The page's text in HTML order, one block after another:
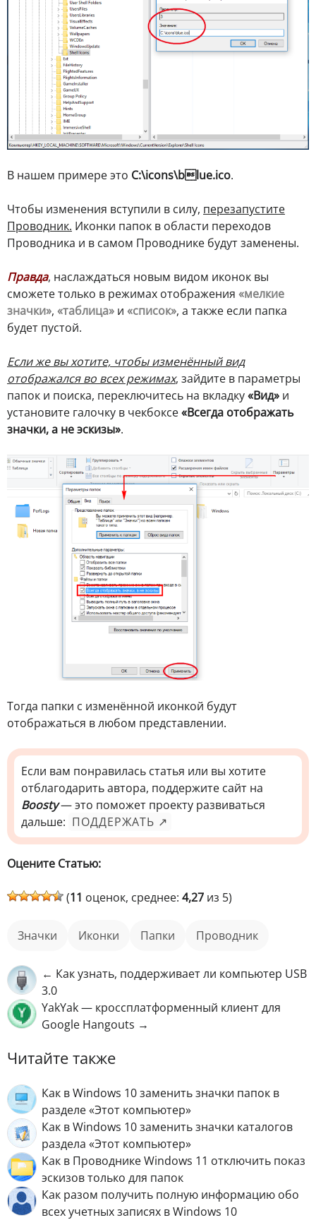
В нашем примере это C:\icons\blue.ico.
Чтобы изменения вступили в силу, перезапустите
Проводник. Иконки папок в области переходов
Проводника и в самом Проводнике будут заменены.
Правда, наслаждаться новым видом иконок вы
сможете только в режимах отображения «мелкие
значки», «таблица» и «список», а также если папка
будет пустой.
Если же вы хотите, чтобы изменённый вид
отображался во всех режимах, зайдите в параметры
папок и поиска, переключитесь на вкладку«Вид» и
установите галочку в чекбоксе«Всегда отображать
значки, а не эскизы».
Тогда папки с изменённой иконкой будут
отображаться в любом представлении.
Если вам понравилась статья или вы хотите
отблагодарить автора, поддержите сайт на
Boosty— это поможет проекту развиваться
дальше: ПОДДЕРЖАТЬ ↗
Оцените Статью:
(11 оценок, среднее: 4,27 из 5)
значки иконки папки Проводник
← Как узнать, поддерживает ли компьютер USB
3.0
YakYak — кроссплатформенный клиент для
Google Hangouts →
Читайте также
Как в Windows 10 заменить значки папок в
разделе «Этот компьютер»
Как в Windows 10 заменить значки каталогов
раздела «Этот компьютер»
Как в Проводнике Windows 11 отключить показ
эскизов только для папок
Как разом получить полную информацию обо
всех учетных записях в Windows 10